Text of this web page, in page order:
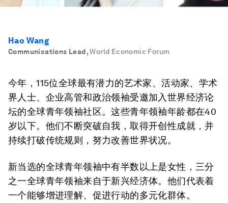
Hao Wang
Communications Lead, World Economic Forum
今年，115位全球最有潜力的艺术家、活动家、学术
界人士、企业高管和政治领袖受邀加入世界经济论
坛的全球青年领袖社区。这些青年领袖年龄都在40
岁以下。他们不断突破自我，取得开创性成就，并
持续打破传统规则，努力改善世界状况。
新当选的全球青年领袖中有半数以上是女性，三分
之一全球青年领袖来自于新兴经济体。他们代表着
一个能够增进理解、促进行动的多元化群体。